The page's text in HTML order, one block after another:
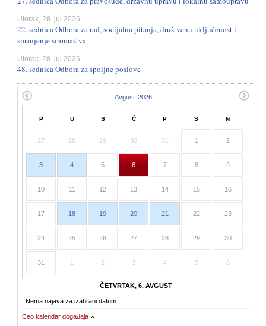
Utorak, 28. jul 2026.
22. sednica Odbora za rad, socijalna pitanja, društvenu uključenost i
smanjenje siromaštva
Utorak, 28. jul 2026.
48. sednica Odbora za spoljne poslove
P U S Č P S N
27 28 29 30 31 1 2
3 4 5 6 7 8 9
10 11 12 13 14 15 16
17 18 19 20 21 22 23
24 25 26 27 28 29 30
31 1 2 3 4 5 6
ČETVRTAK, 6. AVGUST
Nema najava za izabrani datum
Ceo kalendar događaja